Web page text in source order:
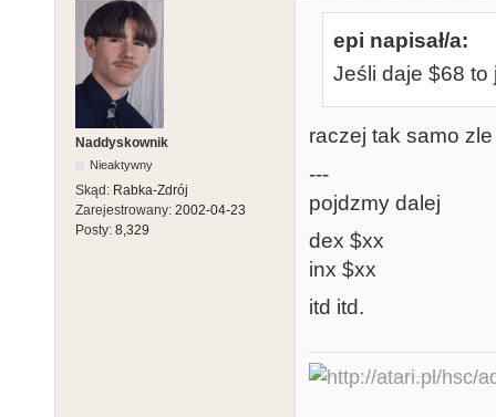
Naddyskownik
Nieaktywny
Skąd: Rabka-Zdrój
Zarejestrowany: 2002-04-23
Posty: 8,329
epi napisał/a:
Jeśli daje $68 to
raczej tak samo zle
---
pojdzmy dalej
dex $xx
inx $xx
itd itd.